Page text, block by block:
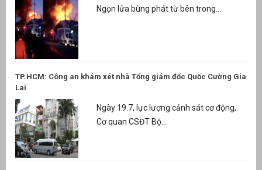
Ngọn lửa bùng phát từ bên trong...
TP.HCM: Công an khám xét nhà Tổng giám đốc Quốc Cường Gia
Lai
Ngày 19.7, lực lượng cảnh sát cơ động,
Cơ quan CSĐT Bộ...